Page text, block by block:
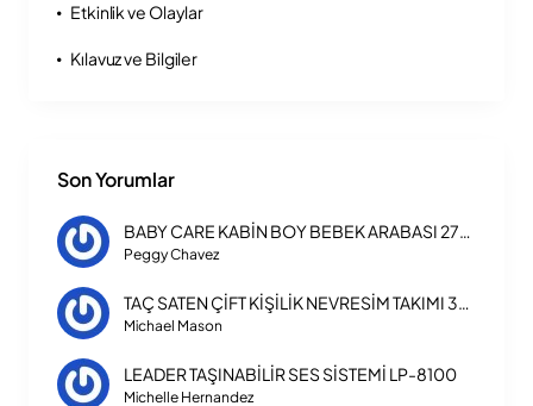
Etkinlik ve Olaylar
Kılavuz ve Bilgiler
Son Yorumlar
BABY CARE KABİN BOY BEBEK ARABASI 270 TRIPPER
Peggy Chavez
TAÇ SATEN ÇİFT KİŞİLİK NEVRESİM TAKIMI 3254
Michael Mason
LEADER TAŞINABİLİR SES SİSTEMİ LP-8100
Michelle Hernandez